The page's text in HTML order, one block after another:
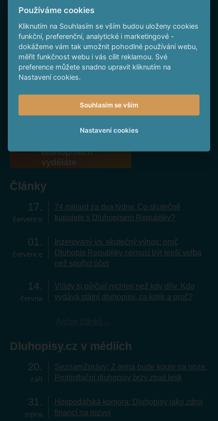
Sledujte nás na Facebooku
To nejlepší na YouTube
Spočítejte si,
dluhopisech
vyděláte
Články
17
července
74 miliard za dva týdny. Co skutečně
kupujete s Dluhopisem Republiky?
01
července
Inzerovaný vs. skutečný výnos: proč
Dluhopis Republiky nemusí být lepší volba
než spořicí účet
14
června
Vlády si půjčují rychleji než kdy dřív. Kdo
vydává státní dluhopisy, za kolik a proč?
Dluhopisy.cz v médiích
20
září
SeznamZprávy: Z terna bude koule na noze.
Protiinflační dluhopisy brzy ztratí lesk
31
srpna
Hospodářská komora: Dluhopisy jako zdroj
financí na rozvoj
Používáme cookies
Kliknutím na Souhlasím se vším budou uloženy cookies
funkční, preferenční, analytické i marketingové -
dokážeme vám tak umožnit pohodlné používání webu,
měřit funkčnost webu i vás cílit reklamou. Své
preference můžete snadno upravit kliknutím na
Nastavení cookies.
Souhlasím se vším
Nastavení cookies